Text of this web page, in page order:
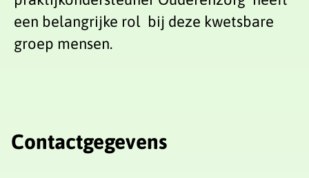
een belangrijke rol bij deze kwetsbare
groep mensen.
Contactgegevens